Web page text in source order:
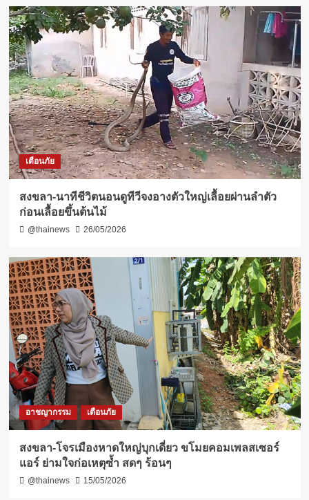
เตือนภัย
สงขลา-นาทีชีวิตนอนดูทีวีจงอางตัวใหญ่เลื้อยผ่านลำตัว
ก่อนเลื้อยขึ้นต้นไม้
@thainews 26/05/2026
อาชญากรรม เตือนภัย
สงขลา-โจรเมืองหาดใหญ่บุกเดี่ยว ขโมยคอมเพลสเซอร์
แอร์ ย่ามใจก่อเหตุซ้ำ สดๆ ร้อนๆ
@thainews 15/05/2026